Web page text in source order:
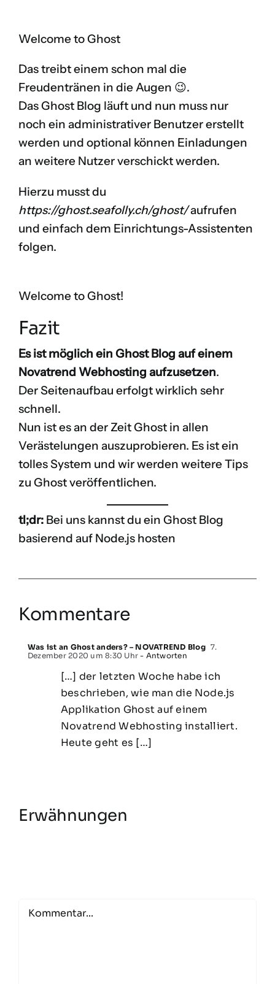
Welcome to Ghost
Das treibt einem schon mal die
Freudentränen in die Augen 😉.
Das Ghost Blog läuft und nun muss nur
noch ein administrativer Benutzer erstellt
werden und optional können Einladungen
an weitere Nutzer verschickt werden.
Hierzu musst du
https://ghost.seafolly.ch/ghost/aufrufen
und einfach dem Einrichtungs-Assistenten
folgen.
Welcome to Ghost!
Fazit
Es ist möglich ein Ghost Blog auf einem
Novatrend Webhosting aufzusetzen.
Der Seitenaufbau erfolgt wirklich sehr
schnell.
Nun ist es an der Zeit Ghost in allen
Verästelungen auszuprobieren. Es ist ein
tolles System und wir werden weitere Tips
zu Ghost veröffentlichen.
tl;dr: Bei uns kannst du ein Ghost Blog
basierend auf Node.js hosten
Kommentare
Was ist an Ghost anders? – NOVATREND Blog 7.
Dezember 2020 um 8:30 Uhr - Antworten
[…] der letzten Woche habe ich
beschrieben, wie man die Node.js
Applikation Ghost auf einem
Novatrend Webhosting installiert.
Heute geht es […]
Erwähnungen
Comment